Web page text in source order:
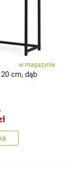
w magazynie
cm, dąb